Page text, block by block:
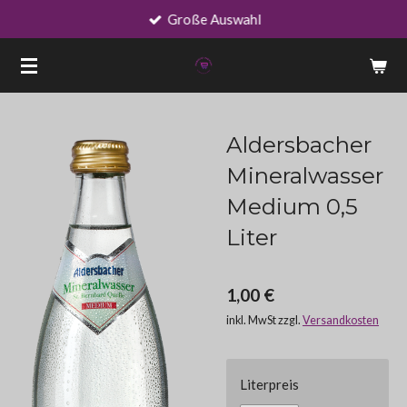
springen
Große Auswahl
Aldersbacher
Mineralwasser
Medium 0,5
Liter
1,00 €
inkl. MwSt zzgl. Versandkosten
Literpreis